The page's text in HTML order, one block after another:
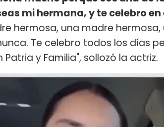
mi hermana, y te celebro
hermosa, una madre
Te celebro todos los días
y Familia", sollozó la actriz.